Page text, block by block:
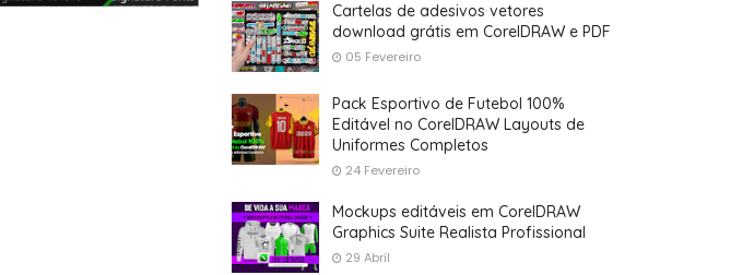
Cartelas de adesivos vetores
download grátis em CorelDRAW e PDF
05 Fevereiro
Pack Esportivo de Futebol 100%
Editável no CorelDRAW Layouts de
Uniformes Completos
24 Fevereiro
Mockups editáveis em CorelDRAW
Graphics Suite Realista Profissional
29 Abril